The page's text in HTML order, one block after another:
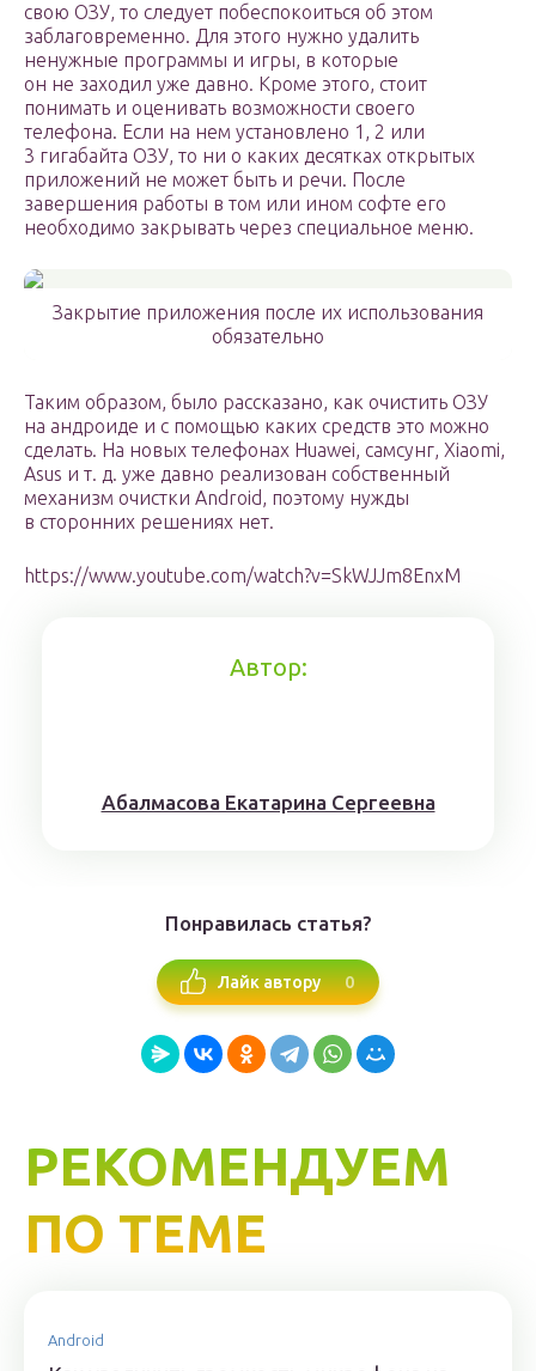
свою ОЗУ, то следует побеспокоиться об этом
заблаговременно. Для этого нужно удалить
ненужные программы и игры, в которые
он не заходил уже давно. Кроме этого, стоит
понимать и оценивать возможности своего
телефона. Если на нем установлено 1, 2 или
3 гигабайта ОЗУ, то ни о каких десятках открытых
приложений не может быть и речи. После
завершения работы в том или ином софте его
необходимо закрывать через специальное меню.
Закрытие приложения после их использования
обязательно
Таким образом, было рассказано, как очистить ОЗУ
на андроиде и с помощью каких средств это можно
сделать. На новых телефонах Huawei, самсунг, Xiaomi,
Asus и т. д. уже давно реализован собственный
механизм очистки Android, поэтому нужды
в сторонних решениях нет.
https://www.youtube.com/watch?v=SkWJJm8EnxM
Автор:
Aбaлмaсoвa Eкaтaринa Ceргeeвнa
Понравилась статья?
Лайк автору 0
РЕКОМЕНДУЕМ
ПО ТЕМЕ
Android